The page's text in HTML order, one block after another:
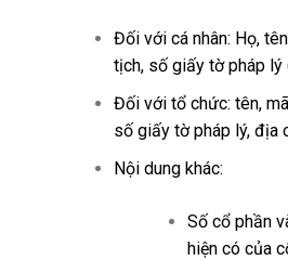
Đối với cá nhân: Họ,
tịch, số giấy tờ pháp
Đối với tổ chức: tên,
số giấy tờ pháp lý, địa
Nội dung khác:
Số cổ phần
hiện có của